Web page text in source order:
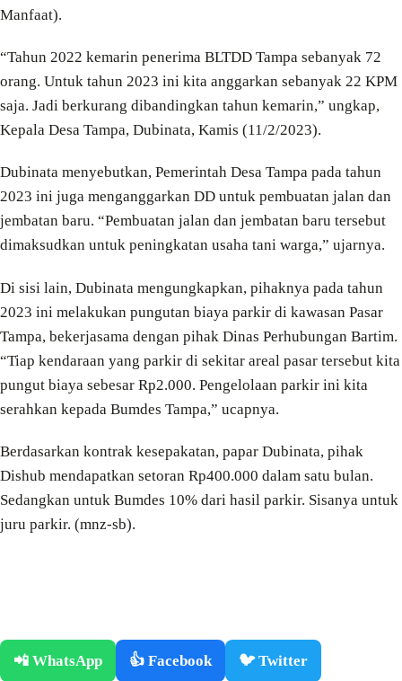
Manfaat).
“Tahun 2022 kemarin penerima BLTDD Tampa sebanyak 72
orang. Untuk tahun 2023 ini kita anggarkan sebanyak 22 KPM
saja. Jadi berkurang dibandingkan tahun kemarin,” ungkap,
Kepala Desa Tampa, Dubinata, Kamis (11/2/2023).
Dubinata menyebutkan, Pemerintah Desa Tampa pada tahun
2023 ini juga menganggarkan DD untuk pembuatan jalan dan
jembatan baru. “Pembuatan jalan dan jembatan baru tersebut
dimaksudkan untuk peningkatan usaha tani warga,” ujarnya.
Di sisi lain, Dubinata mengungkapkan, pihaknya pada tahun
2023 ini melakukan pungutan biaya parkir di kawasan Pasar
Tampa, bekerjasama dengan pihak Dinas Perhubungan Bartim.
“Tiap kendaraan yang parkir di sekitar areal pasar tersebut kita
pungut biaya sebesar Rp2.000. Pengelolaan parkir ini kita
serahkan kepada Bumdes Tampa,” ucapnya.
Berdasarkan kontrak kesepakatan, papar Dubinata, pihak
Dishub mendapatkan setoran Rp400.000 dalam satu bulan.
Sedangkan untuk Bumdes 10% dari hasil parkir. Sisanya untuk
juru parkir. (mnz-sb).
📲 WhatsApp 👍 Facebook 🐦 Twitter